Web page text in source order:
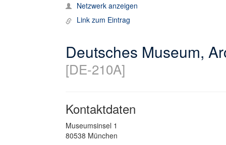
Netzwerk anzeigen
Link zum Eintrag
Deutsches Museum,
[DE-210A]
Kontaktdaten
Museumsinsel 1
80538 München